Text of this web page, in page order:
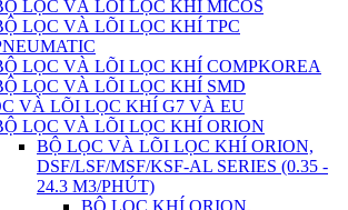
LỌC VÀ LÕI LỌC KHÍ MICOS
LỌC VÀ LÕI LỌC KHÍ TPC
LỌC VÀ LÕI LỌC KHÍ COMPKOREA
LỌC VÀ LÕI LỌC KHÍ SMD
VÀ LÕI LỌC KHÍ G7 VÀ EU
LỌC VÀ LÕI LỌC KHÍ ORION
BỘ LỌC VÀ LÕI LỌC KHÍ ORION,
DSF/LSF/MSF/KSF-AL SERIES (0.35 -
24.3 M3/PHÚT)
BỘ LỌC KHÍ ORION,